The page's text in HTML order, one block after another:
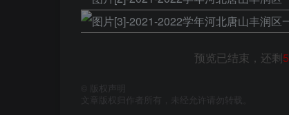
预览已结束，还剩5
版权声明
文章版权归作者所有，未经允许请勿转载。